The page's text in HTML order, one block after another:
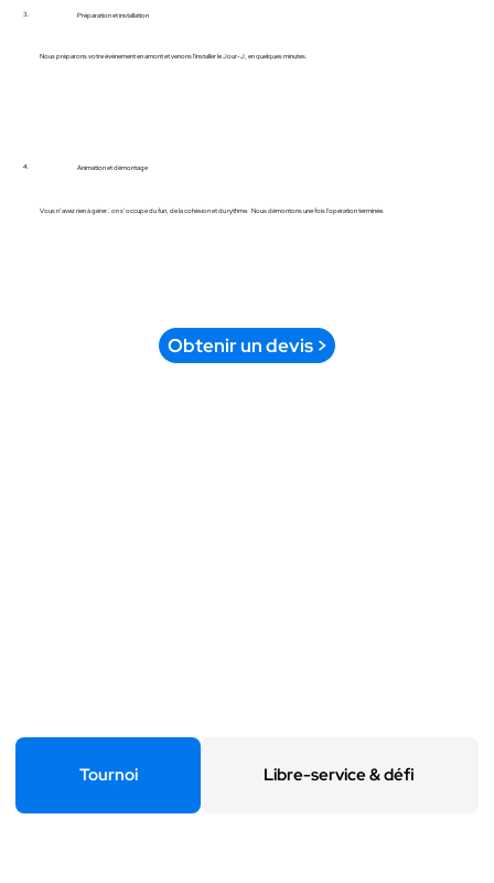
Tournoi Libre-service & défi
3. Préparation et installation
Nous préparons votre événement en amont et venons l'installer le Jour-J, en quelques minutes.
4. Animation et démontage
Vous n’avez rien à gérer : on s’occupe du fun, de la cohésion et du rythme. Nous démontons une fois l'opération terminée.
Obtenir un devis >